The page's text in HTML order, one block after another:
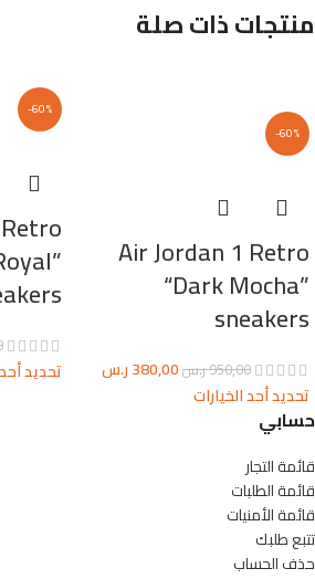
منتجات ذات صلة
-60%
Air Jordan 1 Retro
“Dark Mocha”
sneakers
950,00ر.س380,00ر.س
تحديد أحد الخيارات
-60%
تحديد
حسابي
قائمة التجار
قائمة الطلبات
قائمة الأمنيات
تتبع طلبك
حذف الحساب